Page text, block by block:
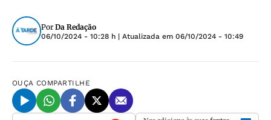
Por Da Redação
06/10/2024 - 10:28 h | Atualizada em 06/10/2024 - 10:49
OUÇA COMPARTILHE